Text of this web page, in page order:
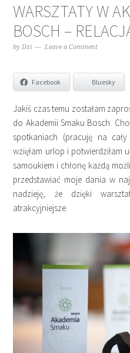
WARSZTATY W
BOSCH –
byDzi Leave a Comment
Facebook Bluesky
Jakiś czas temu zostałam
do Akademii Smaku Bosch.
spotkaniach (pracuję na
wzięłam urlop i potwierdziłam
samoukiem i chłonę każdą
przedstawiać moje dania w
nadzieję, że dzięki
atrakcyjniejsze.